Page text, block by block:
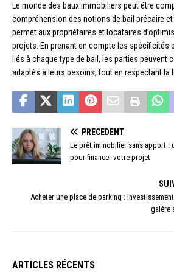
Le monde des baux immobiliers peut être
compréhension des notions de bail précaire
permet aux propriétaires et locataires
projets. En prenant en compte les spécificités
liés à chaque type de bail, les parties peuvent
adaptés à leurs besoins, tout en respectant la
PRÉCÉDENT
Le prêt immobilier sans apport :
pour financer votre projet
Acheter une place de parking :
galère
ARTICLES RÉCENTS